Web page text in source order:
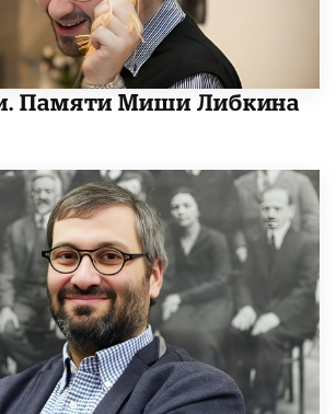
Памяти Миши Либкина